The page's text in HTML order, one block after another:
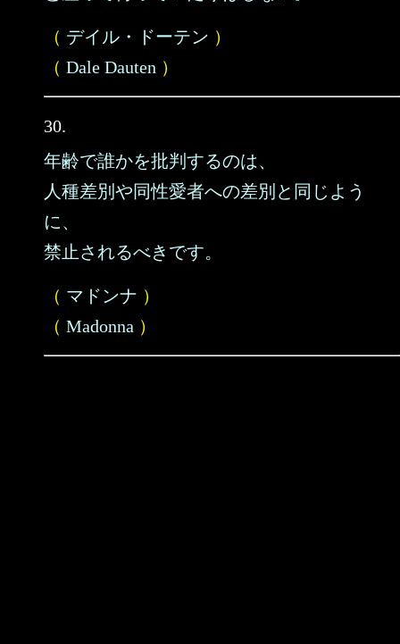
（ デイル・ドーテン ）
（ Dale Dauten ）
30.
年齢で誰かを批判するのは、
人種差別や同性愛者への差別と同じよう
に、
禁止されるべきです。
（ マドンナ ）
（ Madonna ）